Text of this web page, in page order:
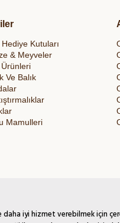
iyi hizmet verebilmek için
Kutuları
& Meyveler
Ve Balık
Mamulleri